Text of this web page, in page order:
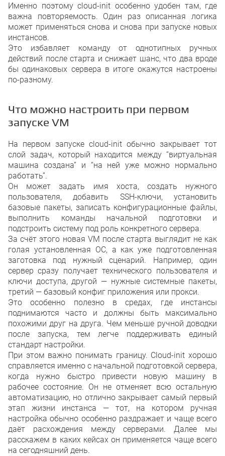
Именно поэтому cloud-init особенно удобен там, где
важна повторяемость. Один раз описанная логика
может применяться снова и снова при запуске новых
инстансов.
Это избавляет команду от однотипных ручных
действий после старта и снижает шанс, что два вроде
бы одинаковых сервера в итоге окажутся настроены
по-разному.
Что можно настроить при первом
запуске VM
На первом запуске cloud-init обычно закрывает тот
слой задач, который находится между “виртуальная
машина создана” и “на ней уже можно нормально
работать”.
Он может задать имя хоста, создать нужного
пользователя, добавить SSH-ключи, установить
базовые пакеты, записать конфигурационные файлы,
выполнить команды начальной подготовки и
подстроить систему под роль конкретного сервера.
За счёт этого новая VM после старта выглядит не как
голая установленная ОС, а как уже подготовленная
заготовка под нужный сценарий. Например, один
сервер сразу получает технического пользователя и
ключи доступа, другой — нужные системные пакеты,
третий — базовый конфиг приложения или прокси.
Это особенно полезно в средах, где инстансы
поднимаются часто и должны быть максимально
похожими друг на друга. Чем меньше ручной доводки
после запуска, тем легче поддерживать единый
стандарт настройки.
При этом важно понимать границу. Cloud-init хорошо
справляется именно с начальной подготовкой сервера,
когда нужно быстро привести новую машину в
рабочее состояние. Он не отменяет всю остальную
автоматизацию, но отлично закрывает самый первый
этап жизни инстанса — тот, на котором ручная
настройка обычно особенно раздражает и чаще всего
даёт расхождения между серверами. Далее мы
расскажем в каких кейсах он применяется чаще всего
на сегодняшний день.